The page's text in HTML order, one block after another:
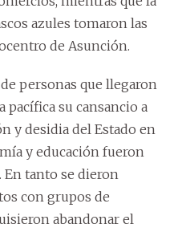
azules tomaron las
de Asunción.
personas que llegaron
pacífica su cansancio a
y desidia del Estado en
y educación fueron
tanto se dieron
con grupos de
abandonar el